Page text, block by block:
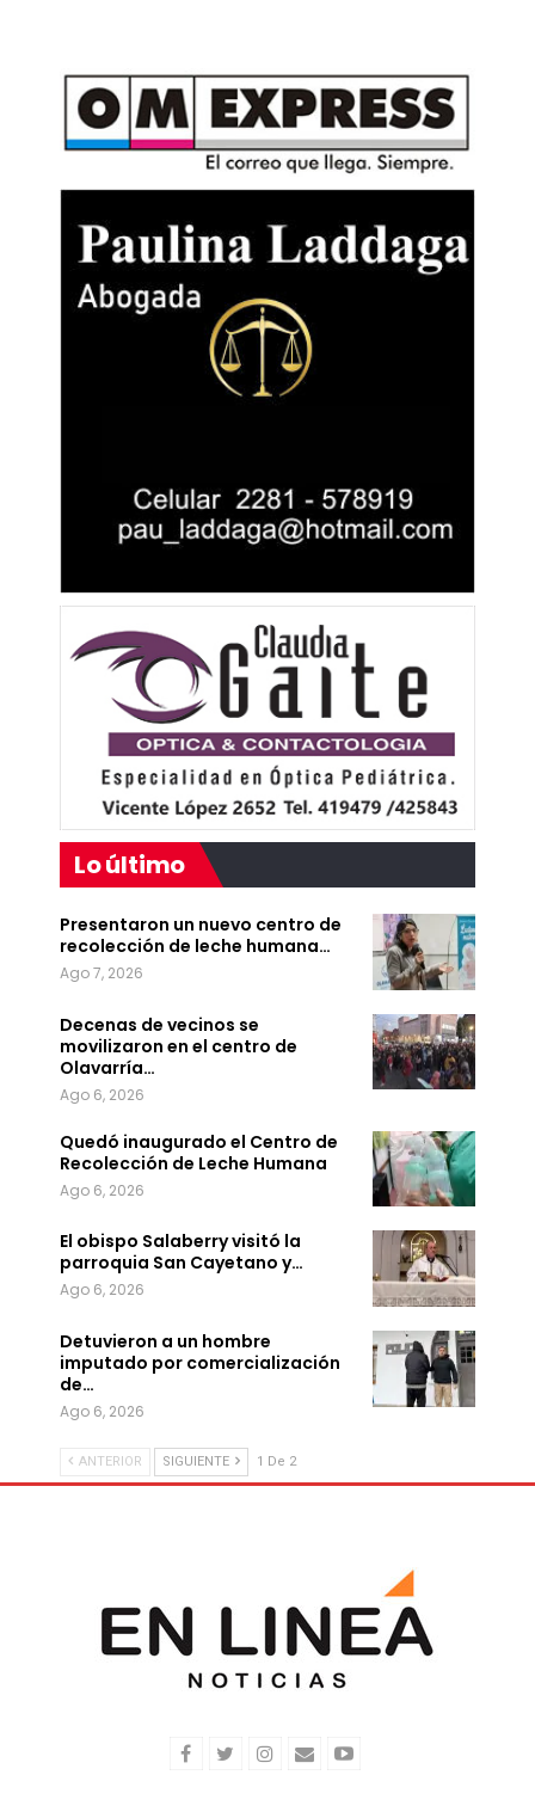
Lo último
Presentaron un nuevo centro de
recolección de leche humana…
Ago 7, 2026
Decenas de vecinos se
movilizaron en el centro de
Olavarría…
Ago 6, 2026
Quedó inaugurado el Centro de
Recolección de Leche Humana
Ago 6, 2026
El obispo Salaberry visitó la
parroquia San Cayetano y…
Ago 6, 2026
Detuvieron a un hombre
imputado por comercialización
de…
Ago 6, 2026
ANTERIOR SIGUIENTE 1 De 2